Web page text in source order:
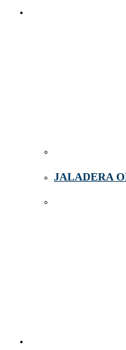
JALADERA